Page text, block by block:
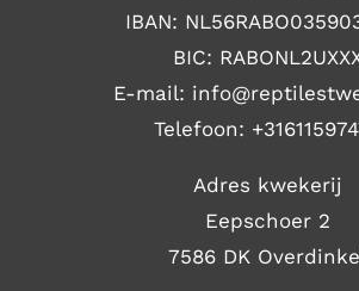
IBAN:
BIC:
E-mail: i
Telefoon:
Adres kwekerij
Eepschoer 2
7586 DK